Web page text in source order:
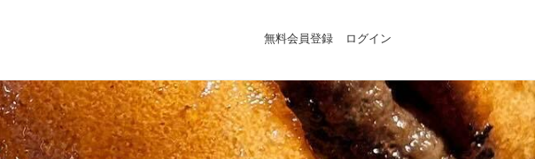
無料会員登録 ログイン